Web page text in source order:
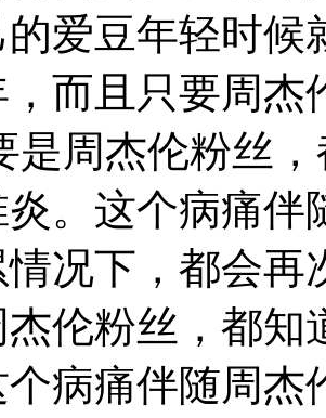
爱豆年轻时候
而且只要周杰
是周杰伦粉丝
炎。这个病痛
况下，都会再
杰伦粉丝，都
病痛伴随周杰